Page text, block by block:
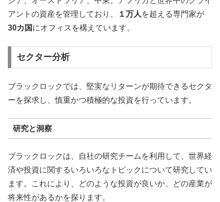
アントの資産を管理しており、
１万人 を超える専門家が
30カ国にオフィスを構えています。
セクター分析
ブラックロックでは、堅実なリターンが期待できるセクタ
ーを探求し、慎重かつ積極的な投資を行っています。
研究と洞察
ブラックロックは、自社の研究チームを利用して、世界経
済や投資に関するいろいろなトピックについて研究してい
ます。これにより、どのような投資が良いか、どの産業が
将来性があるかを探ります。